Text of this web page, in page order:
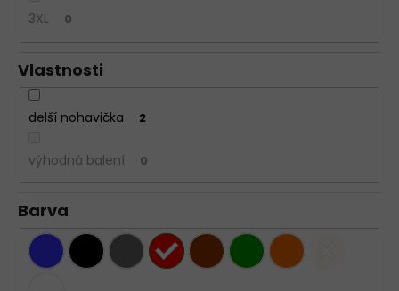
3XL 0
Vlastnosti
delší nohavička 2
výhodná balení 0
Barva